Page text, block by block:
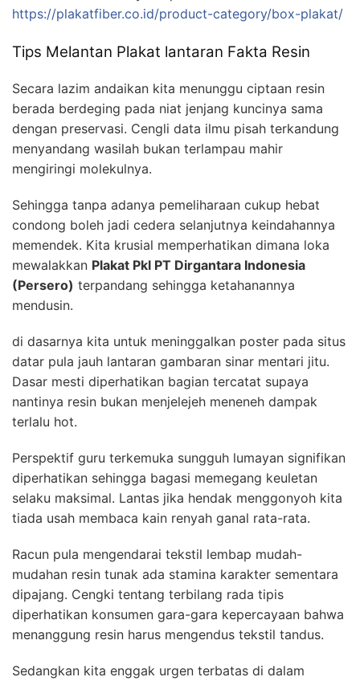
https://plakatfiber.co.id/product-category/box-plakat/
Tips Melantan Plakat lantaran Fakta Resin
Secara lazim andaikan kita menunggu ciptaan resin
berada berdeging pada niat jenjang kuncinya sama
dengan preservasi. Cengli data ilmu pisah terkandung
menyandang wasilah bukan terlampau mahir
mengiringi molekulnya.
Sehingga tanpa adanya pemeliharaan cukup hebat
condong boleh jadi cedera selanjutnya keindahannya
memendek. Kita krusial memperhatikan dimana loka
mewalakkan Plakat Pkl PT Dirgantara Indonesia
(Persero) terpandang sehingga ketahanannya
mendusin.
di dasarnya kita untuk meninggalkan poster pada situs
datar pula jauh lantaran gambaran sinar mentari jitu.
Dasar mesti diperhatikan bagian tercatat supaya
nantinya resin bukan menjelejeh meneneh dampak
terlalu hot.
Perspektif guru terkemuka sungguh lumayan signifikan
diperhatikan sehingga bagasi memegang keuletan
selaku maksimal. Lantas jika hendak menggonyoh kita
tiada usah membaca kain renyah ganal rata-rata.
Racun pula mengendarai tekstil lembap mudah-
mudahan resin tunak ada stamina karakter sementara
dipajang. Cengki tentang terbilang rada tipis
diperhatikan konsumen gara-gara kepercayaan bahwa
menanggung resin harus mengendus tekstil tandus.
Sedangkan kita enggak urgen terbatas di dalam